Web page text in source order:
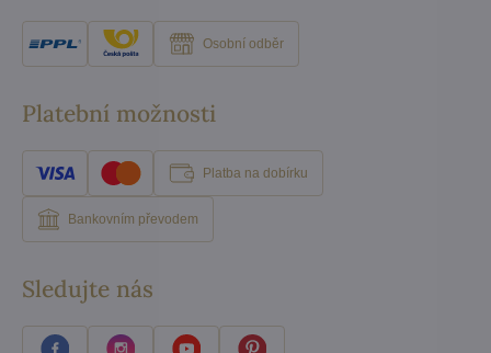
Osobní odběr
Platební možnosti
Platba na dobírku
Bankovním převodem
Sledujte nás